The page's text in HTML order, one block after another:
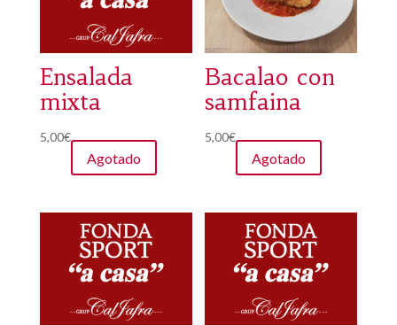
Ensalada
mixta
5,00€
Agotado
Bacalao con
samfaina
5,00€
Agotado